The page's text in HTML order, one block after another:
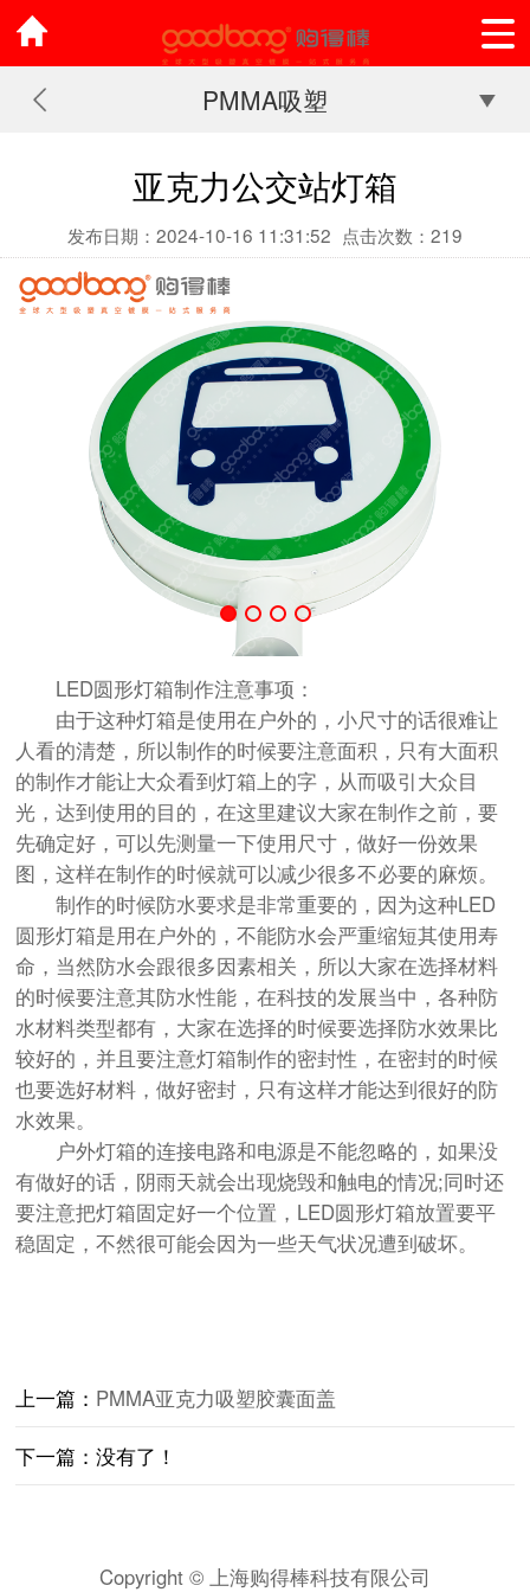
PMMA吸塑
亚克力公交站灯箱
发布日期：2024-10-16 11:31:52 点击次数：219
LED圆形灯箱制作注意事项：
由于这种灯箱是使用在户外的，小尺寸的话很难让
人看的清楚，所以制作的时候要注意面积，只有大面积
的制作才能让大众看到灯箱上的字，从而吸引大众目
光，达到使用的目的，在这里建议大家在制作之前，要
先确定好，可以先测量一下使用尺寸，做好一份效果
图，这样在制作的时候就可以减少很多不必要的麻烦。
制作的时候防水要求是非常重要的，因为这种LED
圆形灯箱是用在户外的，不能防水会严重缩短其使用寿
命，当然防水会跟很多因素相关，所以大家在选择材料
的时候要注意其防水性能，在科技的发展当中，各种防
水材料类型都有，大家在选择的时候要选择防水效果比
较好的，并且要注意灯箱制作的密封性，在密封的时候
也要选好材料，做好密封，只有这样才能达到很好的防
水效果。
户外灯箱的连接电路和电源是不能忽略的，如果没
有做好的话，阴雨天就会出现烧毁和触电的情况;同时还
要注意把灯箱固定好一个位置，LED圆形灯箱放置要平
稳固定，不然很可能会因为一些天气状况遭到破坏。
上一篇： PMMA亚克力吸塑胶囊面盖
下一篇：没有了！
Copyright © 上海购得棒科技有限公司